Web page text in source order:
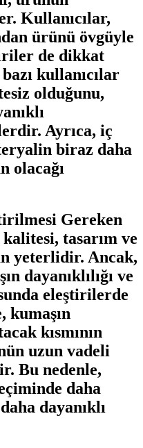
Kullanıcılar,
ürünü övgüyle
de dikkat
kullanıcılar
olduğunu,
Ayrıca, iç
biraz daha
olacağı
Gereken
tasarım ve
yeterlidir. Ancak,
dayanıklılığı ve
eleştirilerde
kumaşın
kısmının
uzun vadeli
Bu nedenle,
daha
dayanıklı